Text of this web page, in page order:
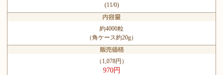
(11/0)
約4000粒
（角ケース約20g）
（1,078円）
970円